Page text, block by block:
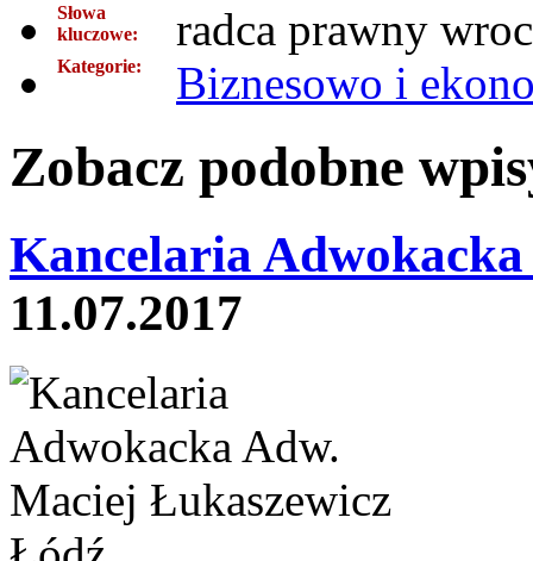
Słowa
kluczowe:
radca prawny
Kategorie: Biznesowo i
Zobacz podobne
Kancelaria
11.07.2017